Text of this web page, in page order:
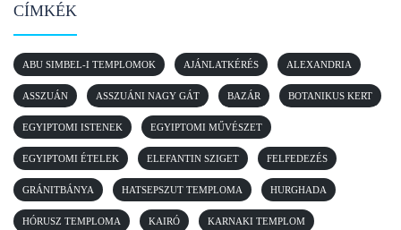
CÍMKÉK
ABU SIMBEL-I TEMPLOMOK AJÁNLATKÉRÉS ALEXANDRIA
ASSZUÁN ASSZUÁNI NAGY GÁT BAZÁR BOTANIKUS KERT
EGYIPTOMI ISTENEK EGYIPTOMI MŰVÉSZET
EGYIPTOMI ÉTELEK ELEFANTIN SZIGET FELFEDEZÉS
GRÁNITBÁNYA HATSEPSZUT TEMPLOMA HURGHADA
HÓRUSZ TEMPLOMA KAIRÓ KARNAKI TEMPLOM